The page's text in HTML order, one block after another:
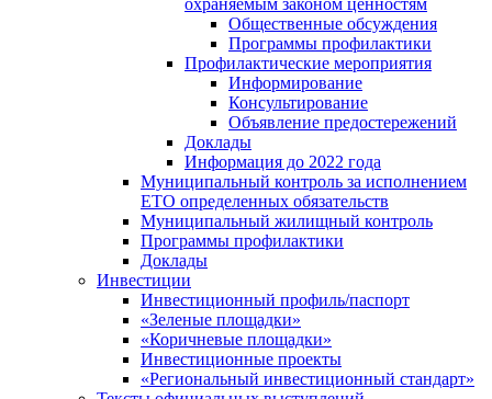
охраняемым законом ценностям
Общественные обсуждения
Программы профилактики
Профилактические мероприятия
Информирование
Консультирование
Объявление предостережений
Доклады
Информация до 2022 года
Муниципальный контроль за исполнением
ЕТО определенных обязательств
Муниципальный жилищный контроль
Программы профилактики
Доклады
Инвестиции
Инвестиционный профиль/паспорт
«Зеленые площадки»
«Коричневые площадки»
Инвестиционные проекты
«Региональный инвестиционный стандарт»